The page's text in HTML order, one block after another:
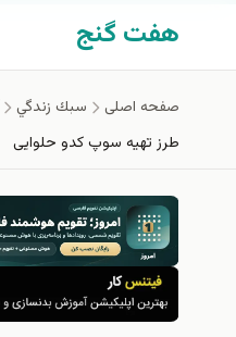
رفتن به محتوای اصلی
هفت گنج
صفحه اصلی سبك زندگي
طرز تهیه سوپ کدو حلوایی